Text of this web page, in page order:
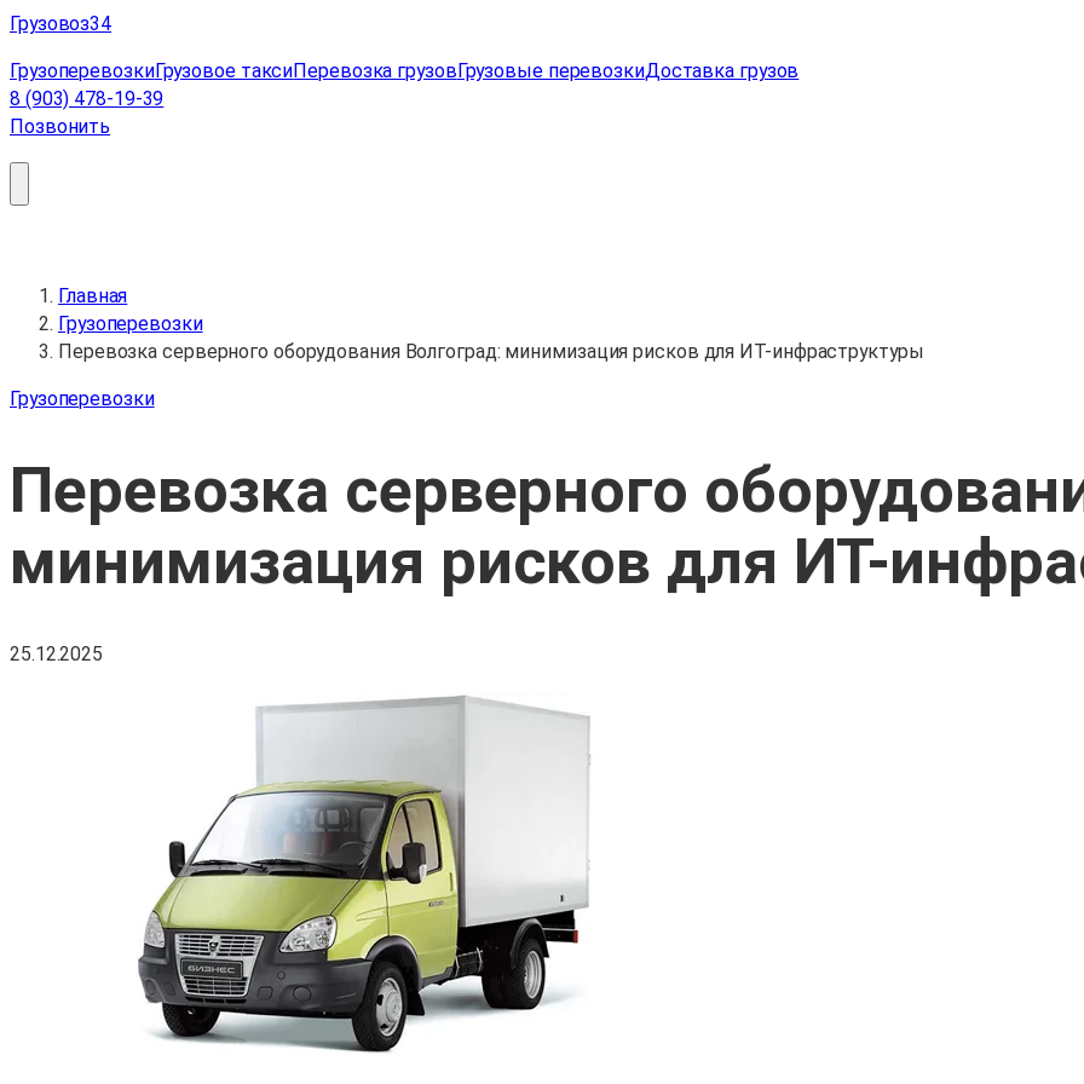
Перейти
содержимому
Грузовоз34
ГрузоперевозкиГрузовое таксиПеревозка грузовГрузовые перевозкиДоставка грузов
8 (903) 478-19-39
Позвонить
Главная
Грузоперевозки
Перевозка серверного оборудования Волгоград: минимизация рисков для ИТ-инфраструктуры
Грузоперевозки
Перевозка серверного
минимизация рисков для ИТ-
25.12.2025